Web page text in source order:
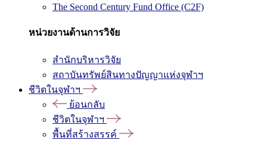
The Second Century Fund Office (C2F)
หน่วยงานด้านการวิจัย
สำนักบริหารวิจัย
สถาบันทรัพย์สินทางปัญญาแห่งจุฬาฯ
ชีวิตในจุฬาฯ
ย้อนกลับ
ชีวิตในจุฬาฯ
พื้นที่สร้างสรรค์